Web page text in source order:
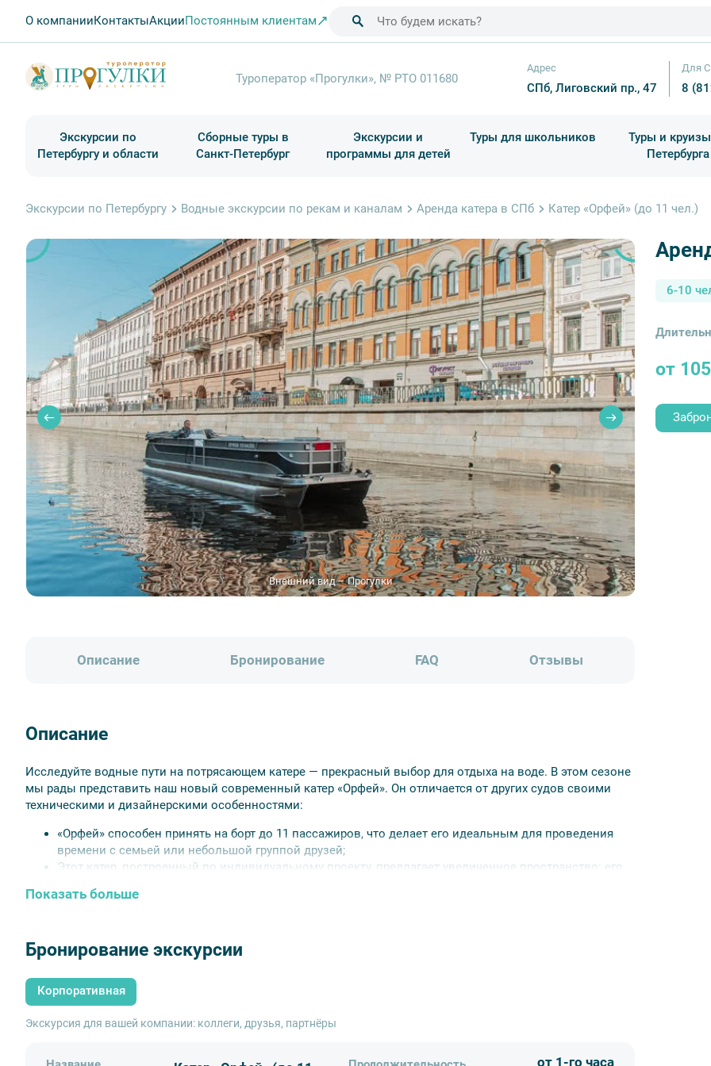
О компанииКонтактыАкцииПостоянным клиентам
Туроператор «Прогулки», № РТО 011680
Адрес
СПб, Лиговский пр., 47
Для
8
Экскурсии по
Петербургу и области
Сборные туры в
Санкт-Петербург
Экскурсии и
программы для детей
Туры для школьников
Туры и
Петербурга
Экскурсии по Петербургу Водные экскурсии по рекам и каналам Аренда катера в СПб Катер «Орфей» (до 11 чел.)
Внешний вид – Прогулки
6-10
от
Описание Бронирование FAQ Отзывы
Описание
Исследуйте водные пути на потрясающем катере — прекрасный выбор для отдыха на воде. В этом сезоне
мы рады представить наш новый современный катер «Орфей». Он отличается от других судов своими
техническими и дизайнерскими особенностями:
«Орфей» способен принять на борт до 11 пассажиров, что делает его идеальным для проведения
времени с семьей или небольшой группой друзей;
Этот катер, построенный по индивидуальному проекту, предлагает увеличенное пространство: его
комфортно разместиться на борту;
«Орфей» способен маневрировать по самым уникальным маршрутам Петербурга;
выдвижных столика для проведения различных мероприятий. Аудиосистема позволит насладиться
аудиоэкскурсией или музыкальным сопровождением;
Дизайн «Орфея», выполненный в нейтральных серо-бежевых тонах, выделяется своей
элегантностью и утонченностью.
Маршруты судна включают в себя все доступные мелкие реки и каналы Петербурга, а также акваторию
Показать больше
Бронирование экскурсии
Корпоративная
Экскурсия для вашей компании: коллеги, друзья, партнёры
от 1-го часа